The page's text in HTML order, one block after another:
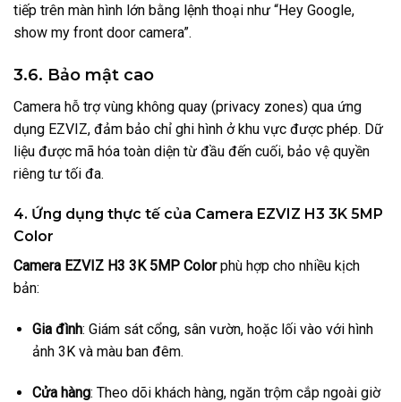
tiếp trên màn hình lớn bằng lệnh thoại như “Hey Google,
show my front door camera”.
3.6. Bảo mật cao
Camera hỗ trợ vùng không quay (privacy zones) qua ứng
dụng EZVIZ, đảm bảo chỉ ghi hình ở khu vực được phép. Dữ
liệu được mã hóa toàn diện từ đầu đến cuối, bảo vệ quyền
riêng tư tối đa.
4. Ứng dụng thực tế của Camera EZVIZ H3 3K 5MP
Color
Camera EZVIZ H3 3K 5MP Colorphù hợp cho nhiều kịch
bản:
Gia đình: Giám sát cổng, sân vườn, hoặc lối vào với hình
ảnh 3K và màu ban đêm.
Cửa hàng: Theo dõi khách hàng, ngăn trộm cắp ngoài giờ